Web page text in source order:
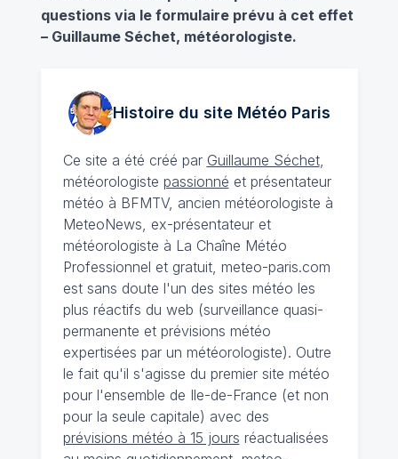
questions via le formulaire prévu à cet effet
– Guillaume Séchet, météorologiste.
Histoire du site MétéoParis
Ce site a été créé par Guillaume Séchet,
météorologiste passionné et présentateur
météo à BFMTV, ancien météorologiste à
MeteoNews, ex-présentateur et
météorologiste à La Chaîne Météo
Professionnel et gratuit, meteo-paris.com
est sans doute l'un des sites météo les
plus réactifs du web (surveillance quasi-
permanente et prévisions météo
expertisées par un météorologiste). Outre
le fait qu'il s'agisse du premier site météo
pour l'ensemble de Ile-de-France (et non
pour la seule capitale) avec des
prévisions météo à 15 jours réactualisées